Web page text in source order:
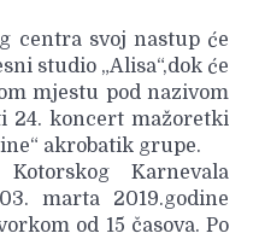
centra svoj nastup će
studio „Alisa“,dok će
mjestu pod nazivom
24. koncert mažoretki
akrobatik grupe.
Karnevala
marta 2019.godine
od 15 časova. Po